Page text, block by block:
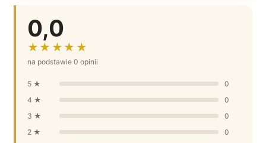
0,0
★★★★★
na podstawie 0 opinii
5 ★
0
4 ★
0
3 ★
0
2 ★
0